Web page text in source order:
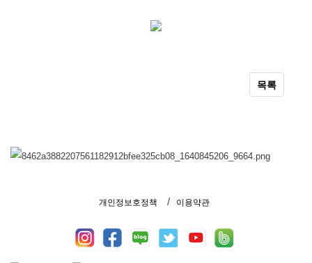
목록
개인정보호정책 이용약관